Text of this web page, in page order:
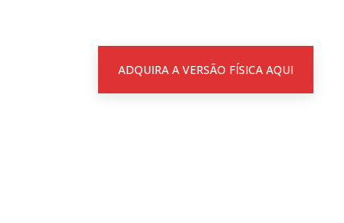
ADQUIRA A VERSÃO FÍSICA AQUI